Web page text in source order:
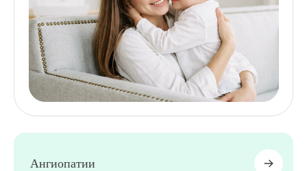
Ангиопатии